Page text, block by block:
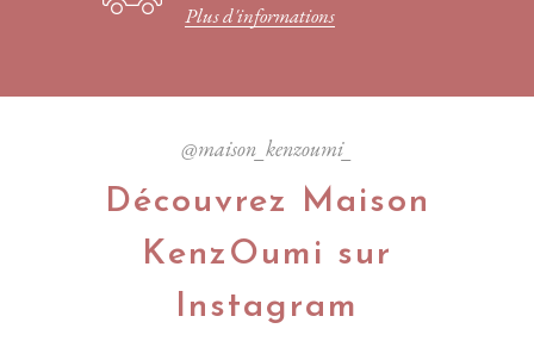
Plus d'informations
@maison_kenzoumi_
Découvrez Maison
KenzOumi sur
Instagram